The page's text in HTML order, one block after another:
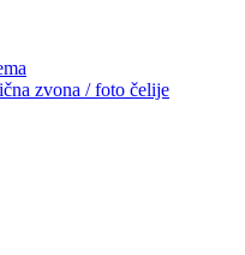
zvona / foto čelije